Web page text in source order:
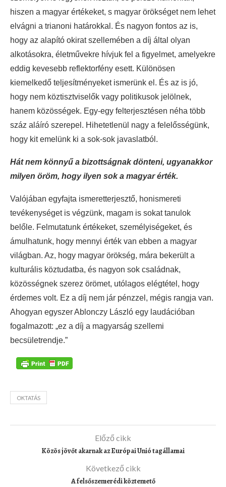
hiszen a magyar értékeket, s magyar örökséget nem lehet
elvágni a trianoni határokkal. És nagyon fontos az is,
hogy az alapító okirat szellemében a díj által olyan
alkotásokra, életművekre hívjuk fel a figyelmet, amelyekre
eddig kevesebb reflektorfény esett. Különösen
kiemelkedő teljesítményeket ismerünk el. És az is jó,
hogy nem köztisztviselők vagy politikusok jelölnek,
hanem közösségek. Egy-egy felterjesztésen néha több
száz aláíró szerepel. Hihetetlenül nagy a felelősségünk,
hogy kit emelünk ki a sok-sok javaslatból.
Hát nem könnyű a bizottságnak dönteni, ugyanakkor
milyen öröm, hogy ilyen sok a magyar érték.
Valójában egyfajta ismeretterjesztő, honismereti
tevékenységet is végzünk, magam is sokat tanulok
belőle. Felmutatunk értékeket, személyiségeket, és
ámulhatunk, hogy mennyi érték van ebben a magyar
világban. Az, hogy magyar örökség, mára bekerült a
kulturális köztudatba, és nagyon sok családnak,
közösségnek szerez örömet, utólagos elégtétel, hogy
érdemes volt. Ez a díj nem jár pénzzel, mégis rangja van.
Ahogyan egyszer Ablonczy László egy laudációban
fogalmazott: „ez a díj a magyarság szellemi
becsületrendje.”
OKTATÁS
Előző cikk
Közös jövőt akarnak az Európai Unió tagállamai
Következő cikk
A felsőszemerédi köztemető